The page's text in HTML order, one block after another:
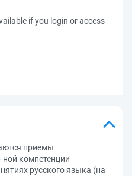
if you login or access
приемы
компетенции
русского языка (на